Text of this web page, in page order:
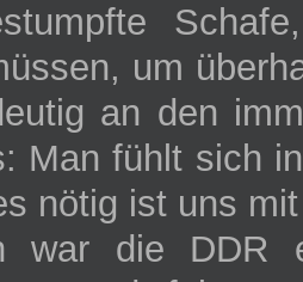
um
an den
Man fühlt sich
nötig ist uns
war die DDR